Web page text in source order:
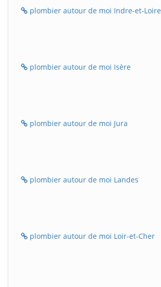
plombier autour de moi Indre-et-Loire
plombier autour de moi Isère
plombier autour de moi Jura
plombier autour de moi Landes
plombier autour de moi Loir-et-Cher